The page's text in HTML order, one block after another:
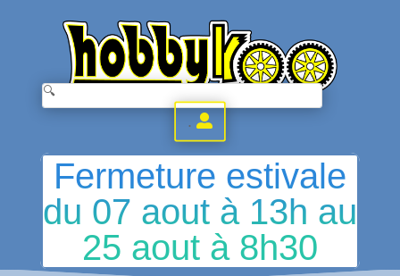
.
Fermeture estivale
du 07 aout à 13h au
25 aout à 8h30